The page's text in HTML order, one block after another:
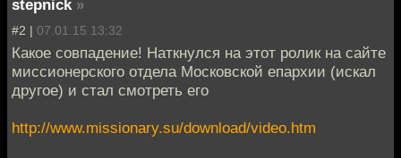
stepnick »
#2 | 07.01.15 13:32
Какое совпадение! Наткнулся на этот ролик на сайте
миссионерского отдела Московской епархии (искал
другое) и стал смотреть его
http://www.missionary.su/download/video.htm